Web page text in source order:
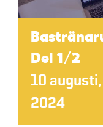
Del 1/2
10
2024